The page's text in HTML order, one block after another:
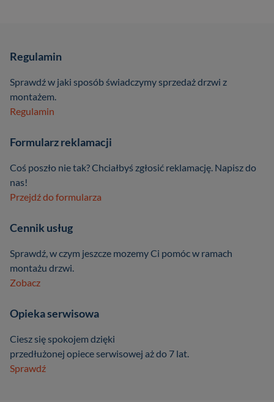
Regulamin
Sprawdź w jaki sposób świadczymy sprzedaż drzwi z
montażem.
Regulamin
Formularz reklamacji
Coś poszło nie tak? Chciałbyś zgłosić reklamację. Napisz do
nas!
Przejdź do formularza
Cennik usług
Sprawdź, w czym jeszcze mozemy Ci pomóc w ramach
montażu drzwi.
Zobacz
Opieka serwisowa
Ciesz się spokojem dzięki
przedłużonej opiece serwisowej aż do 7 lat.
Sprawdź